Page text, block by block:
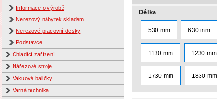
Informace o výrobě
Nerezový nábytek skladem
Nerezové pracovní desky
Podstavce
Chladící zařízení
Nářezové stroje
Vakuové baličky
Varná technika
Délka
530 mm 630 mm
1130 mm 1230 mm
1730 mm 1830 mm